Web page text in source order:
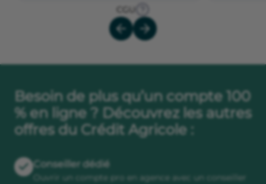
Besoin de plus qu’un compte 100
% en ligne ? Découvrez les autres
offres du Crédit Agricole :
Conseiller dédié
Ouvrir un compte pro en agence avec un conseiller